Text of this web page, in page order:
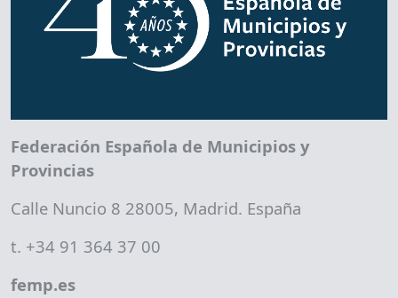
Federación Española de Municipios y
Provincias
Calle Nuncio 8 28005, Madrid. España
t. +34 91 364 37 00
femp.es